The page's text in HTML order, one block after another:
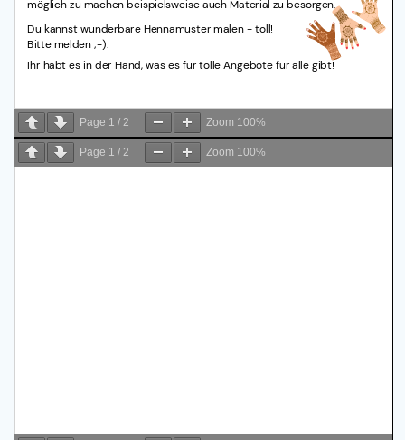
Page 1 / 2 Zoom 100%
Page 1 / 2 Zoom 100%